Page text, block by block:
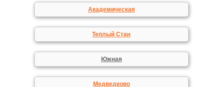
Академическая
Теплый Стан
Южная
Медведково